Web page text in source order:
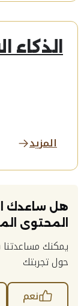
المزيد
هل ساعدك
المحتوى
يمكنك
حول تجربتك
نعم